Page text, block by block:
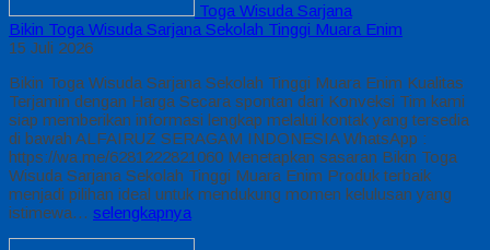
Toga Wisuda Sarjana
Bikin Toga Wisuda Sarjana Sekolah Tinggi Muara Enim
15 Juli 2026
Bikin Toga Wisuda Sarjana Sekolah Tinggi Muara Enim Kualitas
Terjamin dengan Harga Secara spontan dari Konveksi Tim kami
siap memberikan informasi lengkap melalui kontak yang tersedia
di bawah ALFAIRUZ SERAGAM INDONESIA WhatsApp :
https://wa.me/6281222821060 Menetapkan sasaran Bikin Toga
Wisuda Sarjana Sekolah Tinggi Muara Enim Produk terbaik
menjadi pilihan ideal untuk mendukung momen kelulusan yang
istimewa… selengkapnya